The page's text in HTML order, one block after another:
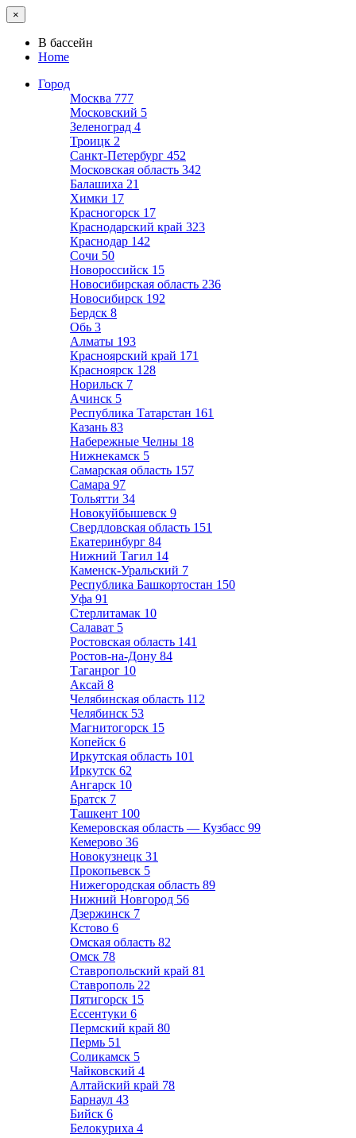
×
В бассейн
Home
Город
Москва 777
Московский 5
Зеленоград 4
Троицк 2
Санкт-Петербург 452
Московская область 342
Балашиха 21
Химки 17
Красногорск 17
Краснодарский край 323
Краснодар 142
Сочи 50
Новороссийск 15
Новосибирская область 236
Новосибирск 192
Бердск 8
Обь 3
Алматы 193
Красноярский край 171
Красноярск 128
Норильск 7
Ачинск 5
Республика Татарстан 161
Казань 83
Набережные Челны 18
Нижнекамск 5
Самарская область 157
Самара 97
Тольятти 34
Новокуйбышевск 9
Свердловская область 151
Екатеринбург 84
Нижний Тагил 14
Каменск-Уральский 7
Республика Башкортостан 150
Уфа 91
Стерлитамак 10
Салават 5
Ростовская область 141
Ростов-на-Дону 84
Таганрог 10
Аксай 8
Челябинская область 112
Челябинск 53
Магнитогорск 15
Копейск 6
Иркутская область 101
Иркутск 62
Ангарск 10
Братск 7
Ташкент 100
Кемеровская область — Кузбасс 99
Кемерово 36
Новокузнецк 31
Прокопьевск 5
Нижегородская область 89
Нижний Новгород 56
Дзержинск 7
Кстово 6
Омская область 82
Омск 78
Ставропольский край 81
Ставрополь 22
Пятигорск 15
Ессентуки 6
Пермский край 80
Пермь 51
Соликамск 5
Чайковский 4
Алтайский край 78
Барнаул 43
Бийск 6
Белокуриха 4